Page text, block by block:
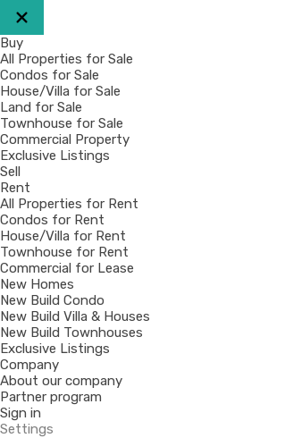
Buy
All Properties for Sale
Condos for Sale
House/Villa for Sale
Land for Sale
Townhouse for Sale
Commercial Property
Exclusive Listings
Sell
Rent
All Properties for Rent
Condos for Rent
House/Villa for Rent
Townhouse for Rent
Commercial for Lease
New Homes
New Build Condo
New Build Villa & Houses
New Build Townhouses
Exclusive Listings
Company
About our company
Partner program
Sign in
Settings